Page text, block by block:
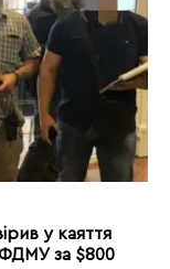
у каяття
ФДМУ за $800